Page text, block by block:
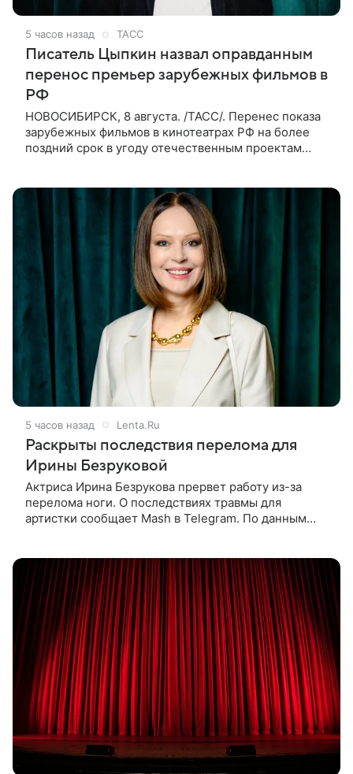
5 часов назад ТАСС
Писатель Цыпкин назвал оправданным
перенос премьер зарубежных фильмов в
РФ
НОВОСИБИРСК, 8 августа. /ТАСС/. Перенес показа
зарубежных фильмов в кинотеатрах РФ на более
поздний срок в угоду отечественным проектам
5 часов назад Lenta.Ru
Раскрыты последствия перелома для
Ирины Безруковой
Актриса Ирина Безрукова прервет работу из-за
перелома ноги. О последствиях травмы для
артистки сообщает Mash в Telegram. По данным